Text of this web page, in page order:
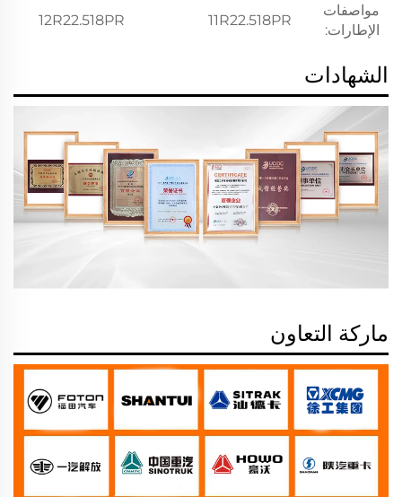
مواصفات
الإطارات:
11R22.518PR
12R22.518PR
الشهادات
ماركة التعاون